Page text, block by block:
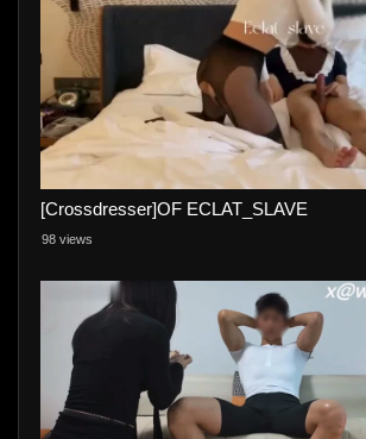
[Crossdresser]OF ECLAT_SLAVE
98 views